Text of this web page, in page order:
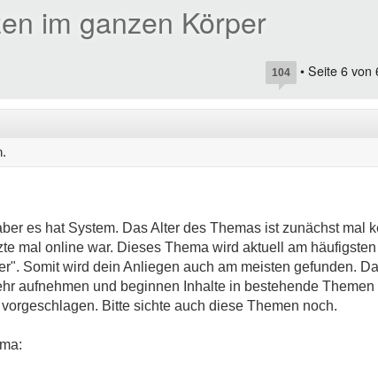
im ganzen Körper
104 • Seite 6 von
es hat System. Das Alter des Themas ist zunächst mal
mal online war. Dieses Thema wird aktuell am
Somit wird dein Anliegen auch am meisten gefunden.
aufnehmen und beginnen Inhalte in bestehende
Bitte sichte auch diese Themen noch.